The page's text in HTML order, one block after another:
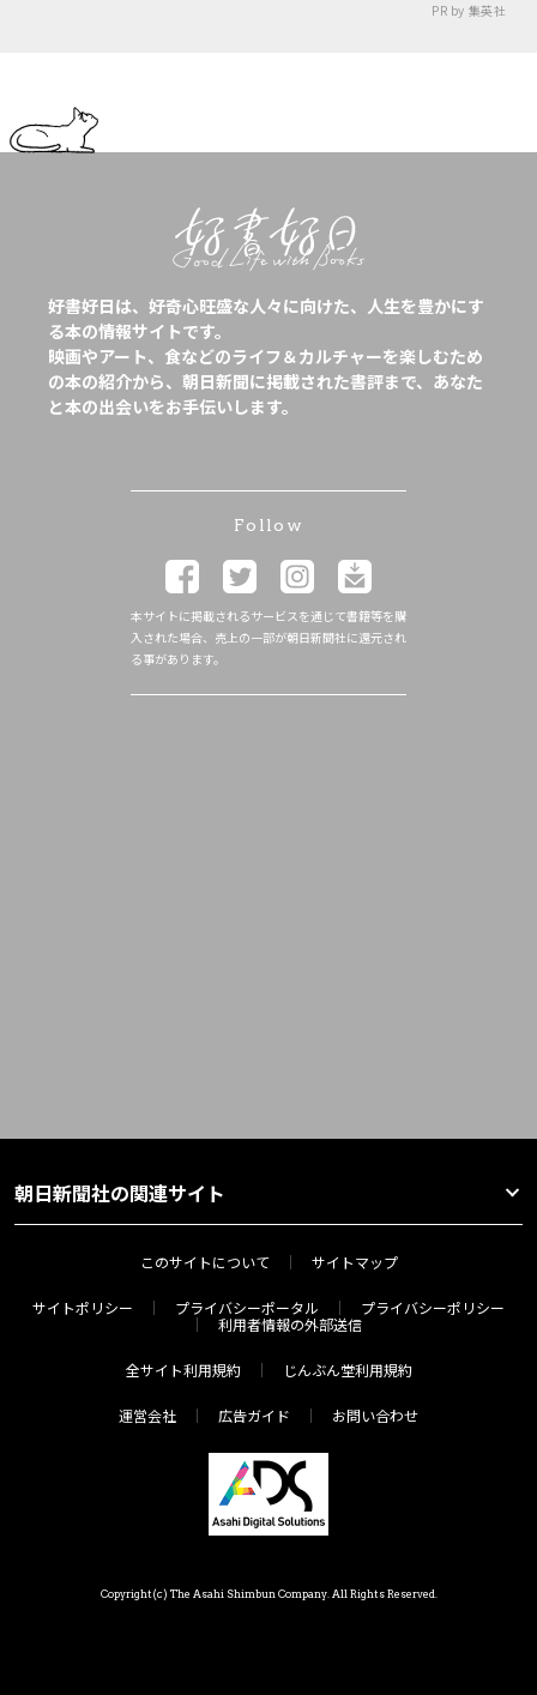
PR by 集英社
好書好日は、好奇心旺盛な人々に向けた、人生を豊かにす
る本の情報サイトです。
映画やアート、食などのライフ＆カルチャーを楽しむため
の本の紹介から、朝日新聞に掲載された書評まで、あなた
と本の出会いをお手伝いします。
Follow
本サイトに掲載されるサービスを通じて書籍等を購
入された場合、売上の一部が朝日新聞社に還元され
る事があります。
朝日新聞社の関連サイト
このサイトについて サイトマップ
サイトポリシー プライバシーポータル
プライバシーポリシー
利用者情報の外部送信
全サイト利用規約 じんぶん堂利用規約
運営会社 広告ガイド お問い合わせ
Copyright(c) The Asahi Shimbun Company. All Rights Reserved.